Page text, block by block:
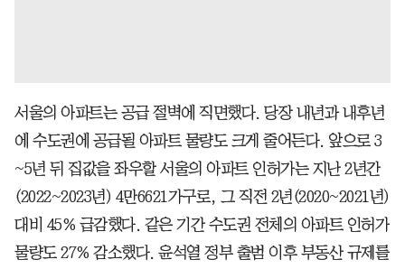
서울의 아파트는 공급 절벽에 직면했다. 당장 내년과 내후년
에 수도권에 공급될 아파트 물량도 크게 줄어든다. 앞으로 3
~5년 뒤 집값을 좌우할 서울의 아파트 인허가는 지난 2년간
(2022~2023년) 4만6621가구로, 그 직전 2년(2020~2021년)
대비 45% 급감했다. 같은 기간 수도권 전체의 아파트 인허가
물량도 27% 감소했다. 윤석열 정부 출범 이후 부동산 규제를